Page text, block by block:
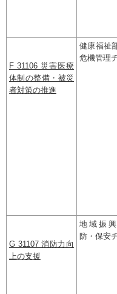
F 31106 災害医療
体制の整備・被災
者対策の推進
健康福祉
危機管理
G 31107 消防力向
上の支援
地域振
防・保安